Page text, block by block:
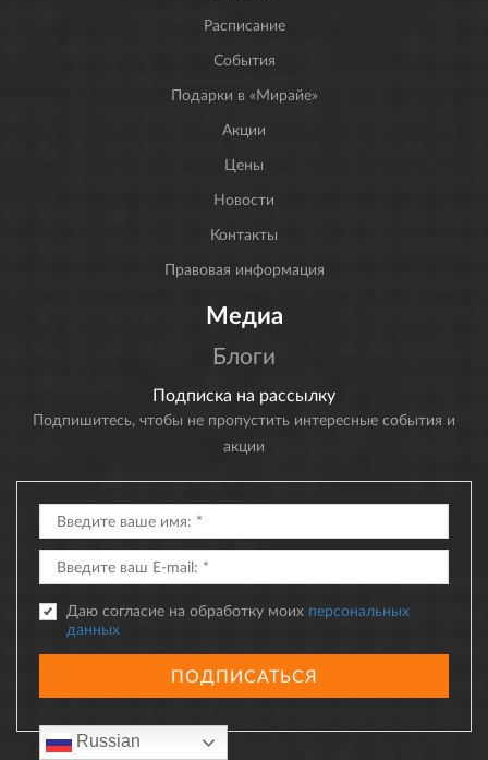
Расписание
События
Подарки в «Мирайе»
Акции
Цены
Новости
Контакты
Правовая информация
Медиа
Блоги
Подписка на рассылку
Подпишитесь, чтобы не пропустить интересные события и
акции
Даю согласие на обработку моих персональных
данных
ПОДПИСАТЬСЯ
Russian